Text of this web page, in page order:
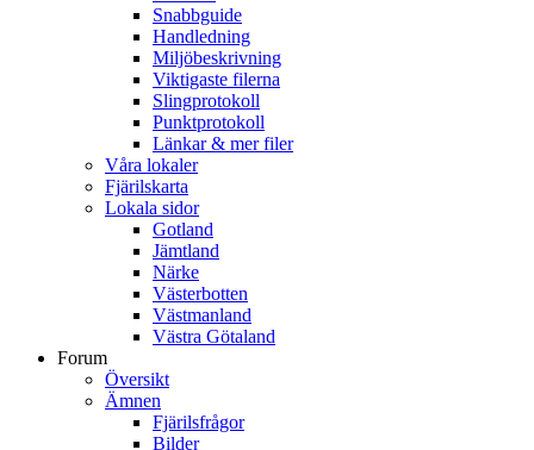
Snabbguide
Handledning
Miljöbeskrivning
Viktigaste filerna
Slingprotokoll
Punktprotokoll
Länkar & mer filer
Våra lokaler
Fjärilskarta
Lokala sidor
Gotland
Jämtland
Närke
Västerbotten
Västmanland
Västra Götaland
Forum
Översikt
Ämnen
Fjärilsfrågor
Bilder